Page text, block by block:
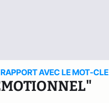
AVEC LE MOT-CLE